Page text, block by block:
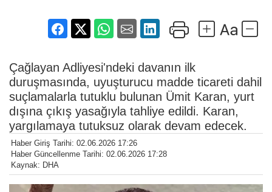
Çağlayan Adliyesi'ndeki davanın ilk
duruşmasında, uyuşturucu madde ticareti dahil
suçlamalarla tutuklu bulunan Ümit Karan, yurt
dışına çıkış yasağıyla tahliye edildi. Karan,
yargılamaya tutuksuz olarak devam edecek.
Haber Giriş Tarihi: 02.06.2026 17:26
Haber Güncellenme Tarihi: 02.06.2026 17:28
Kaynak: DHA